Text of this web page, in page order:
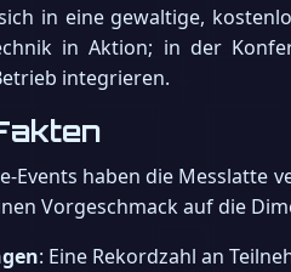
in eine gewaltige,
in Aktion; in der
integrieren.
Events haben die
Vorgeschmack auf die
: Eine Rekordzahl an